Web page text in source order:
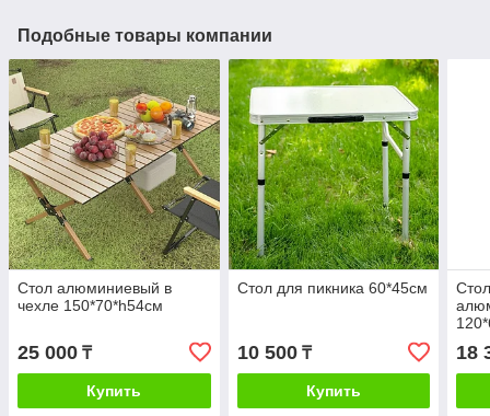
Подобные товары компании
Стол алюминиевый в
чехле 150*70*h54см
25 000 ₸
Купить
Стол для пикника 60*45см
10 500₸
Купить
18